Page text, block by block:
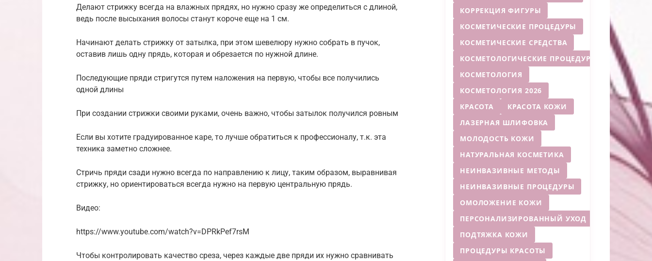
Делают стрижку всегда на влажных прядях, но нужно сразу же определиться с длиной,
ведь после высыхания волосы станут короче еще на 1 см.
Начинают делать стрижку от затылка, при этом шевелюру нужно собрать в пучок,
оставив лишь одну прядь, которая и обрезается по нужной длине.
Последующие пряди стригутся путем наложения на первую, чтобы все получились
одной длины
При создании стрижки своими руками, очень важно, чтобы затылок получился ровным
Если вы хотите градуированное каре, то лучше обратиться к профессионалу, т.к. эта
техника заметно сложнее.
Стричь пряди сзади нужно всегда по направлению к лицу, таким образом, выравнивая
стрижку, но ориентироваться всегда нужно на первую центральную прядь.
Видео:
https://www.youtube.com/watch?v=DPRkPef7rsM
Чтобы контролировать качество среза, через каждые две пряди их нужно сравнивать
КОРРЕКЦИЯ ФИГУРЫ
КОСМЕТИЧЕСКИЕ ПРОЦЕДУРЫ
КОСМЕТИЧЕСКИЕ СРЕДСТВА
КОСМЕТОЛОГИЧЕСКИЕ ПРОЦЕДУРЫ
КОСМЕТОЛОГИЯ
КОСМЕТОЛОГИЯ 2026
КРАСОТА
КРАСОТА КОЖИ
ЛАЗЕРНАЯ ШЛИФОВКА
МОЛОДОСТЬ КОЖИ
НАТУРАЛЬНАЯ КОСМЕТИКА
НЕИНВАЗИВНЫЕ МЕТОДЫ
НЕИНВАЗИВНЫЕ ПРОЦЕДУРЫ
ОМОЛОЖЕНИЕ КОЖИ
ПЕРСОНАЛИЗИРОВАННЫЙ УХОД
ПОДТЯЖКА КОЖИ
ПРОЦЕДУРЫ КРАСОТЫ